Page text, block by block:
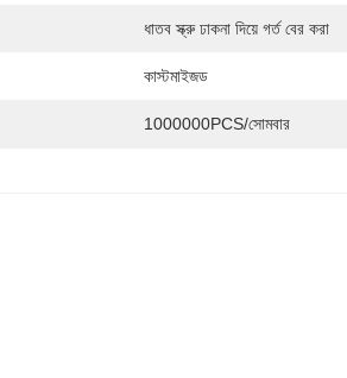
ধাতব স্ক্রু ঢাকনা দিয়ে গর্ত বের করা
কাস্টমাইজড
1000000PCS/সোমবার